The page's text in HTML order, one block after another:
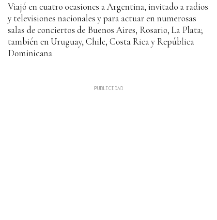
Viajó en cuatro ocasiones a Argentina, invitado a radios
y televisiones nacionales y para actuar en numerosas
salas de conciertos de Buenos Aires, Rosario, La Plata;
también en Uruguay, Chile, Costa Rica y República
Dominicana